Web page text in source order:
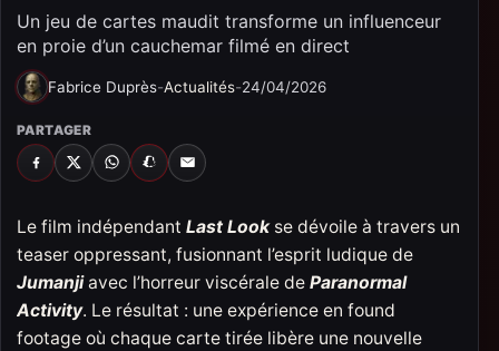
Un jeu de cartes maudit transforme un influenceur
en proie d’un cauchemar filmé en direct
Fabrice Duprès-Actualités-24/04/2026
PARTAGER
FACEBOOK
X WHATSAPP
SNAPCHAT
EMAIL
Le film indépendant Last Look se dévoile à travers un
teaser oppressant, fusionnant l’esprit ludique de
Jumanjiavec l’horreur viscérale de Paranormal
Activity. Le résultat : une expérience en found
footage où chaque carte tirée libère une nouvelle